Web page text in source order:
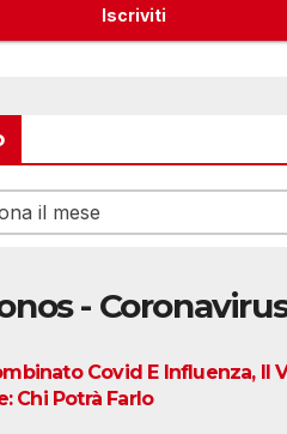
-
Covid E Influenza, Il
Chi Potrà Farlo